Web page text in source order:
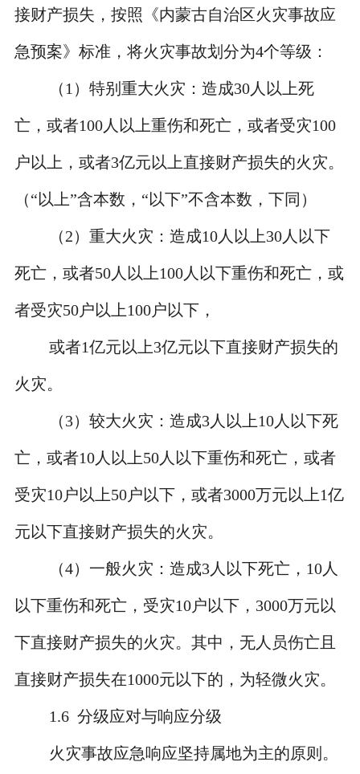
接财产损失，按照《内蒙古自治区火灾事故应
急预案》标准，将火灾事故划分为4个等级：
（1 ）特别重大火灾：造成30人以上死
亡，或者100人以上重伤和死亡，或者受灾100
户以上，或者3亿元以上直接财产损失的火灾。
（“以上”含本数， “以下”不含本数，下同）
（2）重大火灾：造成10人以上30人以下
死亡，或者50人以上100人以下重伤和死亡，或
者受灾50户以上100户以下，
或者1亿元以上3亿元以下直接财产损失的
火灾。
（3）较大火灾：造成3人以上10人以下死
亡，或者10人以上50人以下重伤和死亡，或者
受灾10户以上50户以下，或者3000万元以上1亿
元以下直接财产损失的火灾。
（4）一般火灾：造成3人以下死亡， 10人
以下重伤和死亡，受灾10户以下， 3000万元以
下直接财产损失的火灾。其中，无人员伤亡且
直接财产损失在1000元以下的，为轻微火灾。
1.6 分级应对与响应分级
火灾事故应急响应坚持属地为主的原则。